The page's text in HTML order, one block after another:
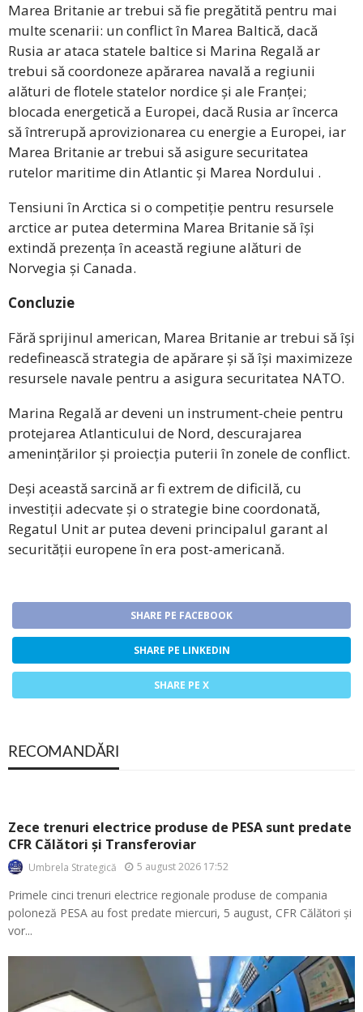
Marea Britanie ar trebui să fie pregătită pentru mai
multe scenarii: un conflict în Marea Baltică, dacă
Rusia ar ataca statele baltice si Marina Regală ar
trebui să coordoneze apărarea navală a regiunii
alături de flotele statelor nordice și ale Franței;
blocada energetică a Europei, dacă Rusia ar încerca
să întrerupă aprovizionarea cu energie a Europei, iar
Marea Britanie ar trebui să asigure securitatea
rutelor maritime din Atlantic și Marea Nordului .
Tensiuni în Arctica si o competiție pentru resursele
arctice ar putea determina Marea Britanie să își
extindă prezența în această regiune alături de
Norvegia și Canada.
Concluzie
Fără sprijinul american, Marea Britanie ar trebui să își
redefinească strategia de apărare și să își maximizeze
resursele navale pentru a asigura securitatea NATO.
Marina Regală ar deveni un instrument-cheie pentru
protejarea Atlanticului de Nord, descurajarea
amenințărilor și proiecția puterii în zonele de conflict.
Deși această sarcină ar fi extrem de dificilă, cu
investiții adecvate și o strategie bine coordonată,
Regatul Unit ar putea deveni principalul garant al
securității europene în era post-americană.
SHARE PE FACEBOOK
SHARE PE LINKEDIN
SHARE PE X
RECOMANDĂRI
Zece trenuri electrice produse de PESA sunt predate
CFR Călători și Transferoviar
Umbrela Strategică 5 august 2026 17:52
Primele cinci trenuri electrice regionale produse de compania
poloneză PESA au fost predate miercuri, 5 august, CFR Călători și
vor...